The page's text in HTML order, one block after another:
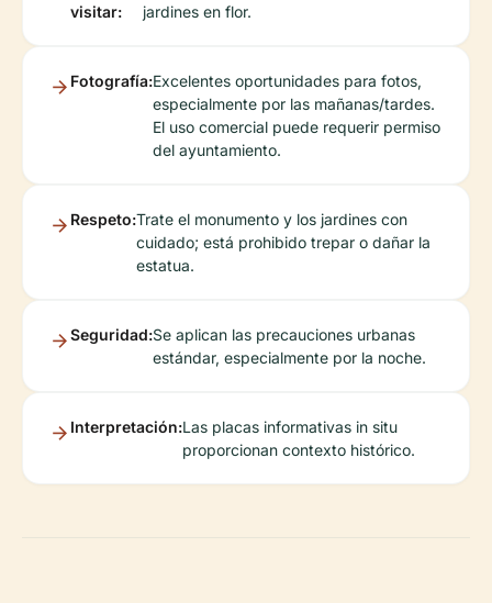
visitar:
jardines en flor.
Fotografía:Excelentes oportunidades para fotos,
especialmente por las mañanas/tardes.
El uso comercial puede requerir permiso
del ayuntamiento.
Respeto:Trate el monumento y los jardines con
cuidado; está prohibido trepar o dañar la
estatua.
Seguridad:Se aplican las precauciones urbanas
estándar, especialmente por la noche.
Interpretación:Las placas informativas in situ
proporcionan contexto histórico.